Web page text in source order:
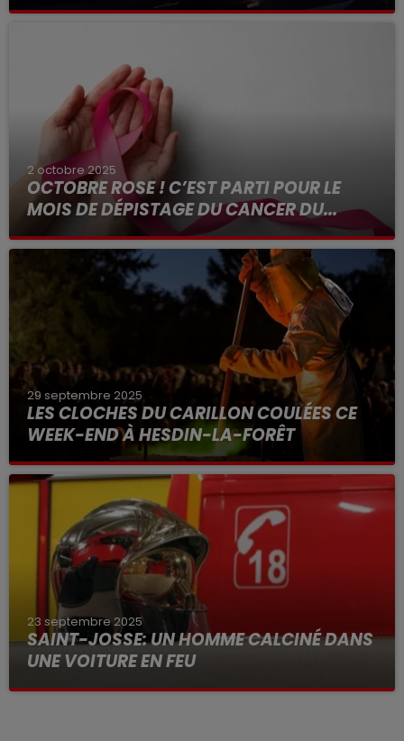
2 octobre 2025
OCTOBRE ROSE ! C’EST PARTI POUR LE
MOIS DE DÉPISTAGE DU CANCER DU...
29 septembre 2025
LES CLOCHES DU CARILLON COULÉES CE
WEEK-END À HESDIN-LA-FORÊT
23 septembre 2025
SAINT-JOSSE: UN HOMME CALCINÉ DANS
UNE VOITURE EN FEU